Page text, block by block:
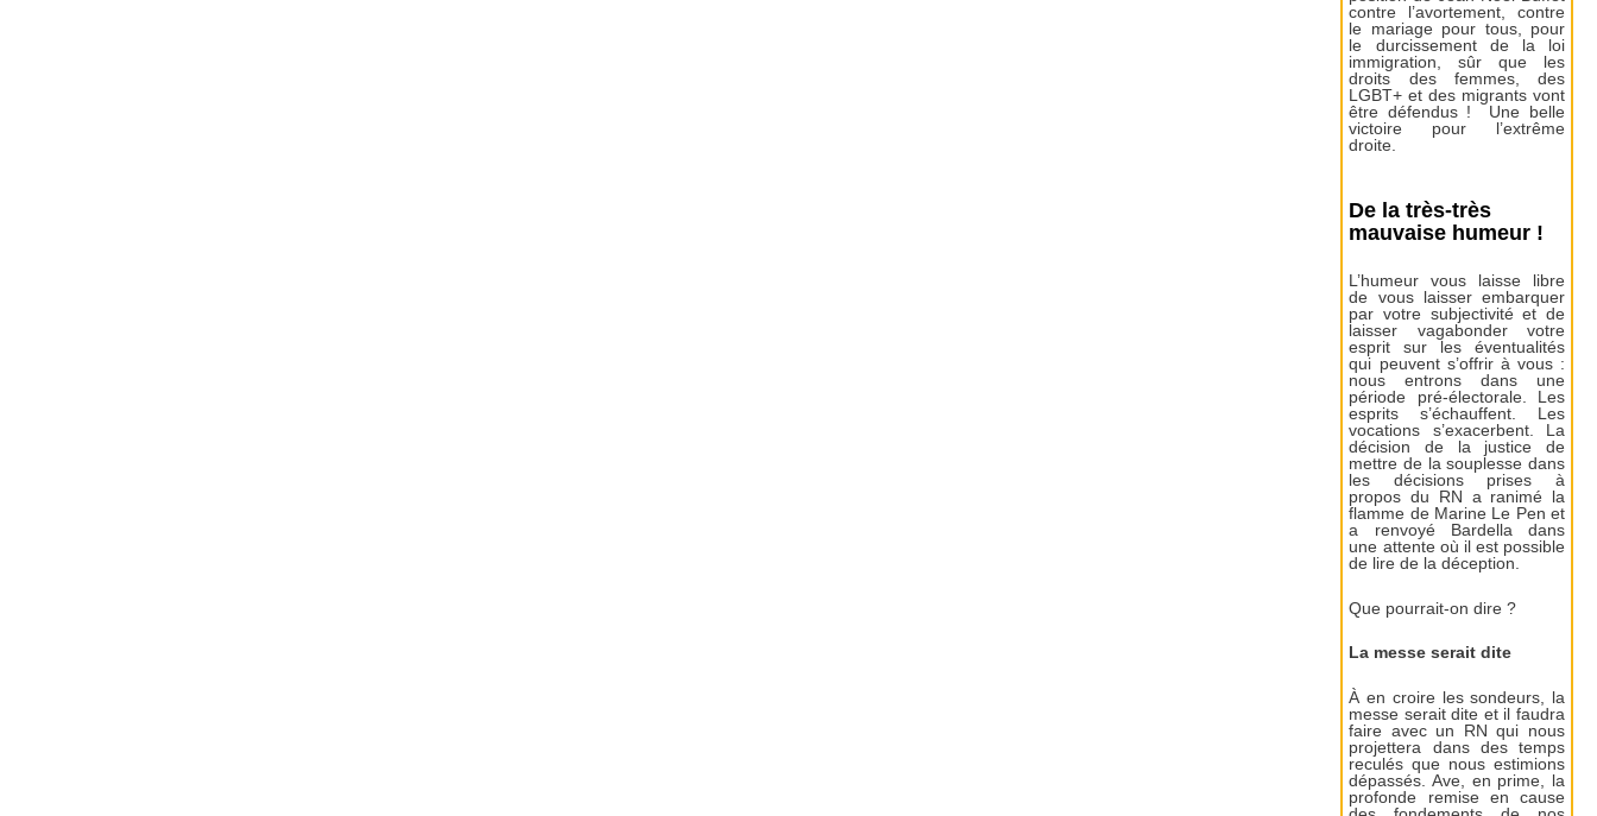
contre l’avortement, contre
le mariage pour tous, pour
le durcissement de la loi
immigration, sûr que les
droits des femmes, des
LGBT+ et des migrants vont
être défendus ! Une belle
victoire pour l’extrême
droite.
De la très-très
mauvaise humeur !
L’humeur vous laisse libre
de vous laisser embarquer
par votre subjectivité et de
laisser vagabonder votre
esprit sur les éventualités
qui peuvent s’offrir à vous :
nous entrons dans une
période pré-électorale. Les
esprits s’échauffent. Les
vocations s’exacerbent. La
décision de la justice de
mettre de la souplesse dans
les décisions prises à
propos du RN a ranimé la
flamme de Marine Le Pen et
a renvoyé Bardella dans
une attente où il est possible
de lire de la déception.
Que pourrait-on dire ?
La messe serait dite
À en croire les sondeurs, la
messe serait dite et il faudra
faire avec un RN qui nous
projettera dans des temps
reculés que nous estimions
dépassés. Ave, en prime, la
profonde remise en cause